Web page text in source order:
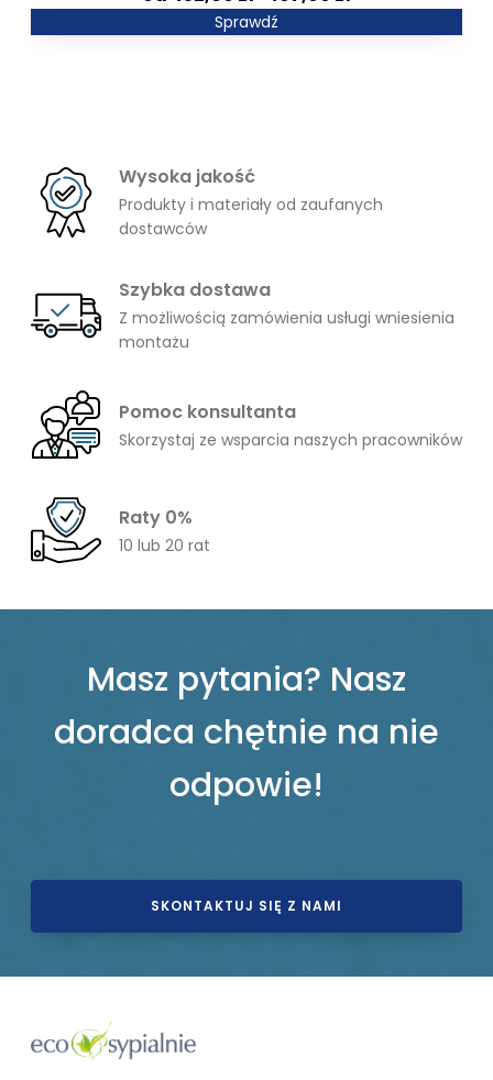
Sprawdź
Wysoka jakość
Produkty i materiały od zaufanych
dostawców
Szybka dostawa
Z możliwością zamówienia usługi wniesienia
montażu
Pomoc konsultanta
Skorzystaj ze wsparcia naszych pracowników
Raty 0%
10 lub 20 rat
Masz pytania? Nasz
doradca chętnie na nie
odpowie!
SKONTAKTUJ SIĘ Z NAMI